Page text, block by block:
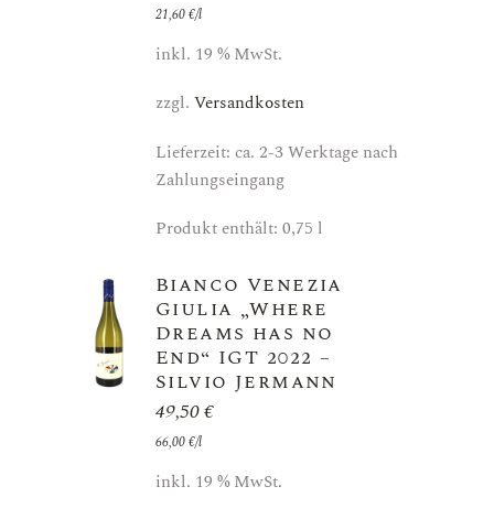
21,60€/l
inkl. 19 % MwSt.
zzgl. Versandkosten
Lieferzeit: ca. 2-3 Werktage nach
Zahlungseingang
Produkt enthält: 0,75 l
Bianco Venezia
Giulia „Where
Dreams has no
End“ IGT 2022 –
Silvio Jermann
49,50€
66,00€/l
inkl. 19 % MwSt.